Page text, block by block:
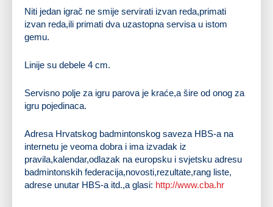
Niti jedan igrač ne smije servirati izvan reda,primati
izvan reda,ili primati dva uzastopna servisa u istom
gemu.
Linije su debele 4 cm.
Servisno polje za igru parova je kraće,a šire od onog za
igru pojedinaca.
Adresa Hrvatskog badmintonskog saveza HBS-a na
internetu je veoma dobra i ima izvadak iz
pravila,kalendar,odlazak na europsku i svjetsku adresu
badmintonskih federacija,novosti,rezultate,rang liste,
adrese unutar HBS-a itd.,a glasi: http://www.cba.hr